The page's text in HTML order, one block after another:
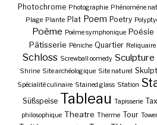
Photochrome Photographie Phénomène
Plage Plante Plat Poem Poetry
Poème Poème symphonique Poésie
Pâtisserie Péniche Quartier Reliquaire
Schloss Screwball oomedy Sculpture
Shrine Site archéologique Site naturel
Spécialité culinaire Stained glass Station
Süßspeise Tableau Tapisserie
philosophique Theatre Therme Tour Tower